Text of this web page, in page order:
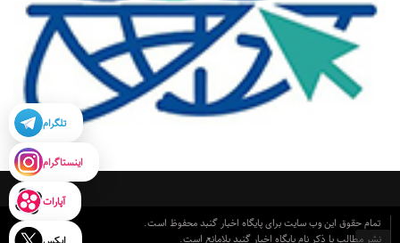
تمام حقوق این وب سایت برای پایگاه اخبار گنبد محفوظ است.
نشر مطالب با ذکر نام پایگاه اخبار گنبد بلامانع است.
تلگرام
اینستاگرام
آپارات